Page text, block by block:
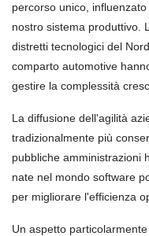
percorso unico,
nostro sistema produttivo.
distretti tecnologici del
comparto automotive
gestire la complessità
La diffusione dell'agilità
tradizionalmente più
pubbliche amministrazioni
nate nel mondo software
per migliorare l'efficienza
Un aspetto